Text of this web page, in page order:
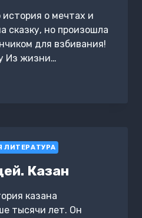
о мечтах и
сказку, но произошла
для взбивания!
Из жизни…
ЛИТЕРАТУРА
Казан
казана
тысячи лет. Он